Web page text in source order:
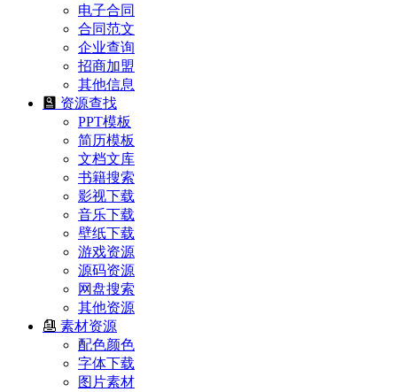
电子合同
合同范文
企业查询
招商加盟
其他信息
资源查找
PPT模板
简历模板
文档文库
书籍搜索
影视下载
音乐下载
壁纸下载
游戏资源
源码资源
网盘搜索
其他资源
素材资源
配色颜色
字体下载
图片素材